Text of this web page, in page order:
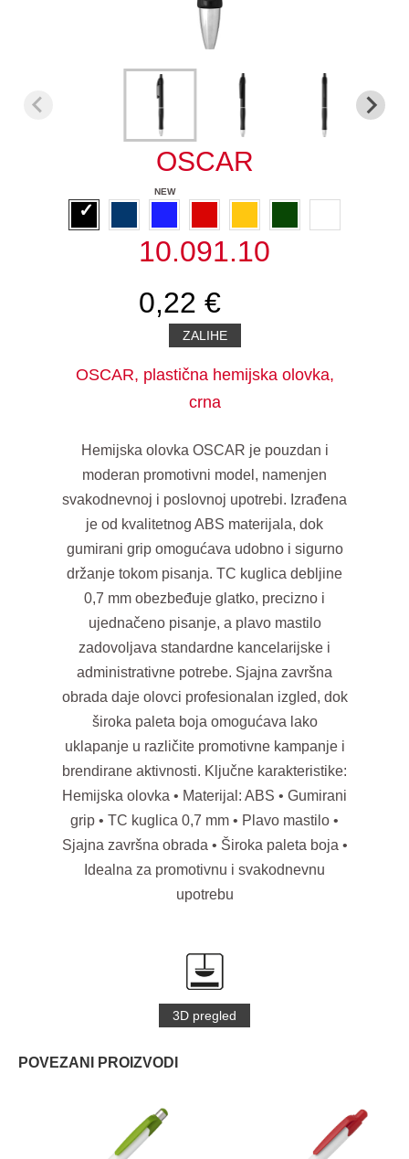
OSCAR
10.091.10
0,22 €
ZALIHE
OSCAR, plastična hemijska olovka,
crna
Hemijska olovka OSCAR je pouzdan i
moderan promotivni model, namenjen
svakodnevnoj i poslovnoj upotrebi. Izrađena
je od kvalitetnog ABS materijala, dok
gumirani grip omogućava udobno i sigurno
držanje tokom pisanja. TC kuglica debljine
0,7 mm obezbeđuje glatko, precizno i
ujednačeno pisanje, a plavo mastilo
zadovoljava standardne kancelarijske i
administrativne potrebe. Sjajna završna
obrada daje olovci profesionalan izgled, dok
široka paleta boja omogućava lako
uklapanje u različite promotivne kampanje i
brendirane aktivnosti. Ključne karakteristike:
Hemijska olovka • Materijal: ABS • Gumirani
grip • TC kuglica 0,7 mm • Plavo mastilo •
Sjajna završna obrada • Široka paleta boja •
Idealna za promotivnu i svakodnevnu
upotrebu
3D pregled
POVEZANI PROIZVODI